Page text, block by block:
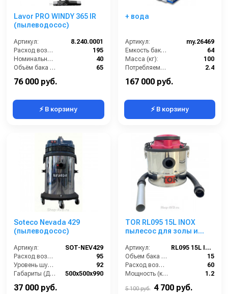
Lavor PRO WINDY 365 IR
(пылеводосос)
Артикул:
8.240.0001
Расход воздуха (л/сек):
195
Номинальный диаметр принадлежностей (мм):
40
Объём бака (л):
65
Рабочая ширина основной насадки (мм):
76 000 руб.
⚡ В корзину
+ вода
Артикул:
my.26469
Емкость бака для мусора (л):
64
Масса (кг):
100
Потребляемая мощность (кВт):
2.4
167 000 руб.
⚡ В корзину
Soteco Nevada 429
(пылеводосос)
Артикул:
SOT-NEV429
Расход воздуха (л/сек):
95
Уровень шума (дБ(А)):
92
Габариты (ДхШхВ):
500х500х990
37 000 руб.
TOR RL095 15L INOX
пылесос для золы и
Артикул:
RL095 15L INOX
Объем бака (л):
15
Расход воздуха (л/сек):
60
Мощность (кВт):
1.2
5 100 руб. 4 700 руб.